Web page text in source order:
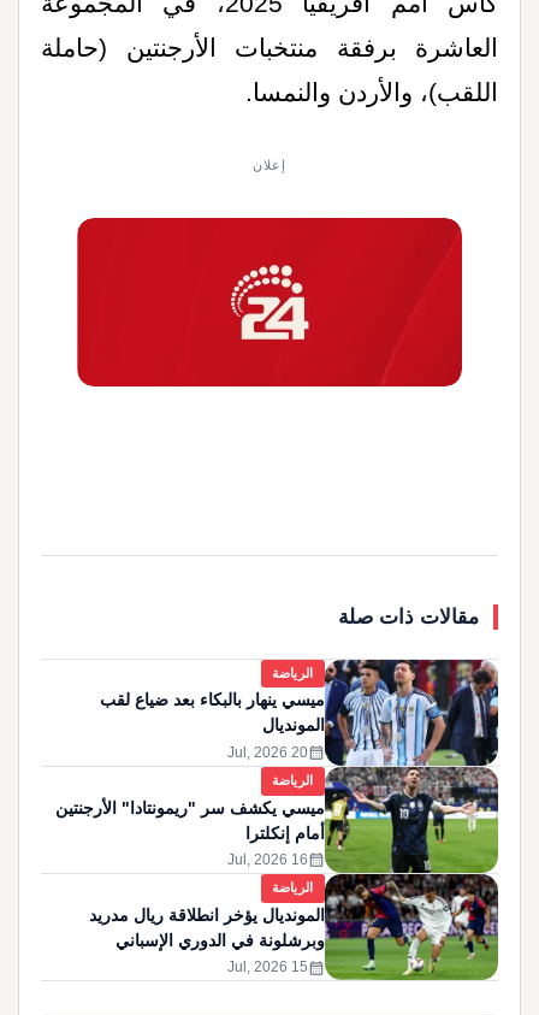
العاشرة برفقة منتخبات الأرجنتين (حاملة
اللقب)، والأردن والنمسا.
إعلان
مقالات ذات صلة
الرياضة
ميسي ينهار بالبكاء بعد ضياع لقب
المونديال
calendar_month
20 Jul, 2026
الرياضة
ميسي يكشف سر "ريمونتادا" الأرجنتين
أمام إنكلترا
calendar_month
16 Jul, 2026
الرياضة
المونديال يؤخر انطلاقة ريال مدريد
وبرشلونة في الدوري الإسباني
calendar_month
15 Jul, 2026